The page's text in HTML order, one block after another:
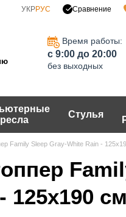
УКРРУС Сравнение
Время работы:
c 9:00 до 20:00
без выходных
Стулья
Family Sleep Gray-White Rain -
125х190 см